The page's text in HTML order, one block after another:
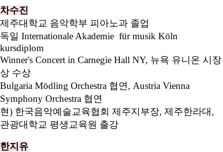
차수진
제주대학교 음악학부 피아노과 졸업
독일 Internationale Akademie für musik Köln
kursdiplom
Winner's Concert in Carnegie Hall NY, 뉴욕 유니온 시장
상 수상
Bulgaria Mödling Orchestra 협연, Austria Vienna
Symphony Orchestra 협연
현) 한국음악예술교육협회 제주지부장, 제주한라대,
관광대학교 평생교육원 출강
한지유